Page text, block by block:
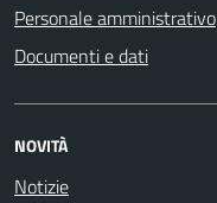
Personale amministrativo
Documenti e dati
NOVITÀ
Notizie